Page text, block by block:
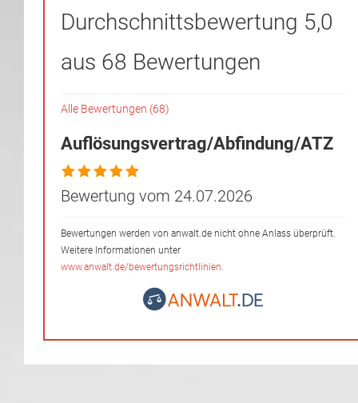
Durchschnittsbewertung 5,0
aus 68 Bewertungen
Alle Bewertungen (68)
Auflösungsvertrag/Abfindung/ATZ
Bewertung vom 24.07.2026
Bewertungen werden von anwalt.de nicht ohne Anlass überprüft.
Weitere Informationen unter
www.anwalt.de/bewertungsrichtlinien.